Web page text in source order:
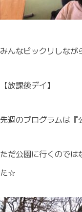
みんなビックリしなが
【放課後デイ】
先週のプログラムは『
ただ公園に行くので
た☆